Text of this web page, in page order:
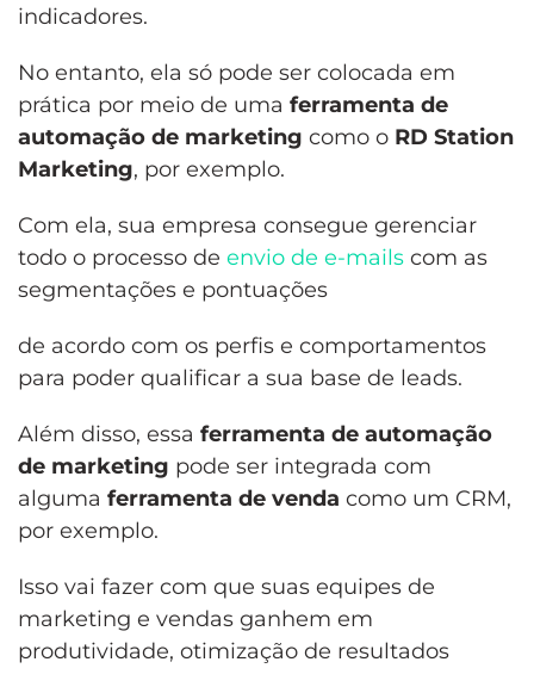
indicadores.
No entanto, ela só pode ser colocada em
prática por meio de uma ferramenta de
automação de marketing como o RD Station
Marketing, por exemplo.
Com ela, sua empresa consegue gerenciar
todo o processo de envio de e-mails com as
segmentações e pontuações
de acordo com os perfis e comportamentos
para poder qualificar a sua base de leads.
Além disso, essa ferramenta de automação
de marketing pode ser integrada com
alguma ferramenta de venda como um CRM,
por exemplo.
Isso vai fazer com que suas equipes de
marketing e vendas ganhem em
produtividade, otimização de resultados